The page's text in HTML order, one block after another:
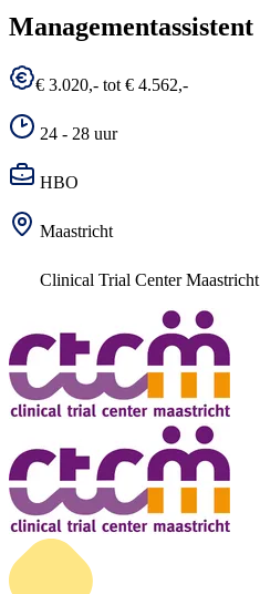
Managementassistent
€ 3.020,- tot € 4.562,-
24 - 28 uur
HBO
Maastricht
Clinical Trial Center Maastricht